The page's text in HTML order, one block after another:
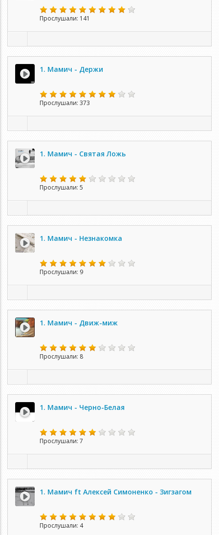
Прослушали: 141
1. Мамич - Держи
Прослушали: 373
1. Мамич - Святая Ложь
Прослушали: 5
1. Мамич - Незнакомка
Прослушали: 9
1. Мамич - Движ-миж
Прослушали: 8
1. Мамич - Черно-Белая
Прослушали: 7
1. Мамич ft Алексей Симоненко - Зигзагом
Прослушали: 4